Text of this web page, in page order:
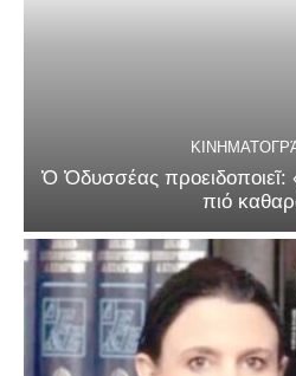
Ὁ Ὀδυσσέας προειδοποιεῖ:
πιό